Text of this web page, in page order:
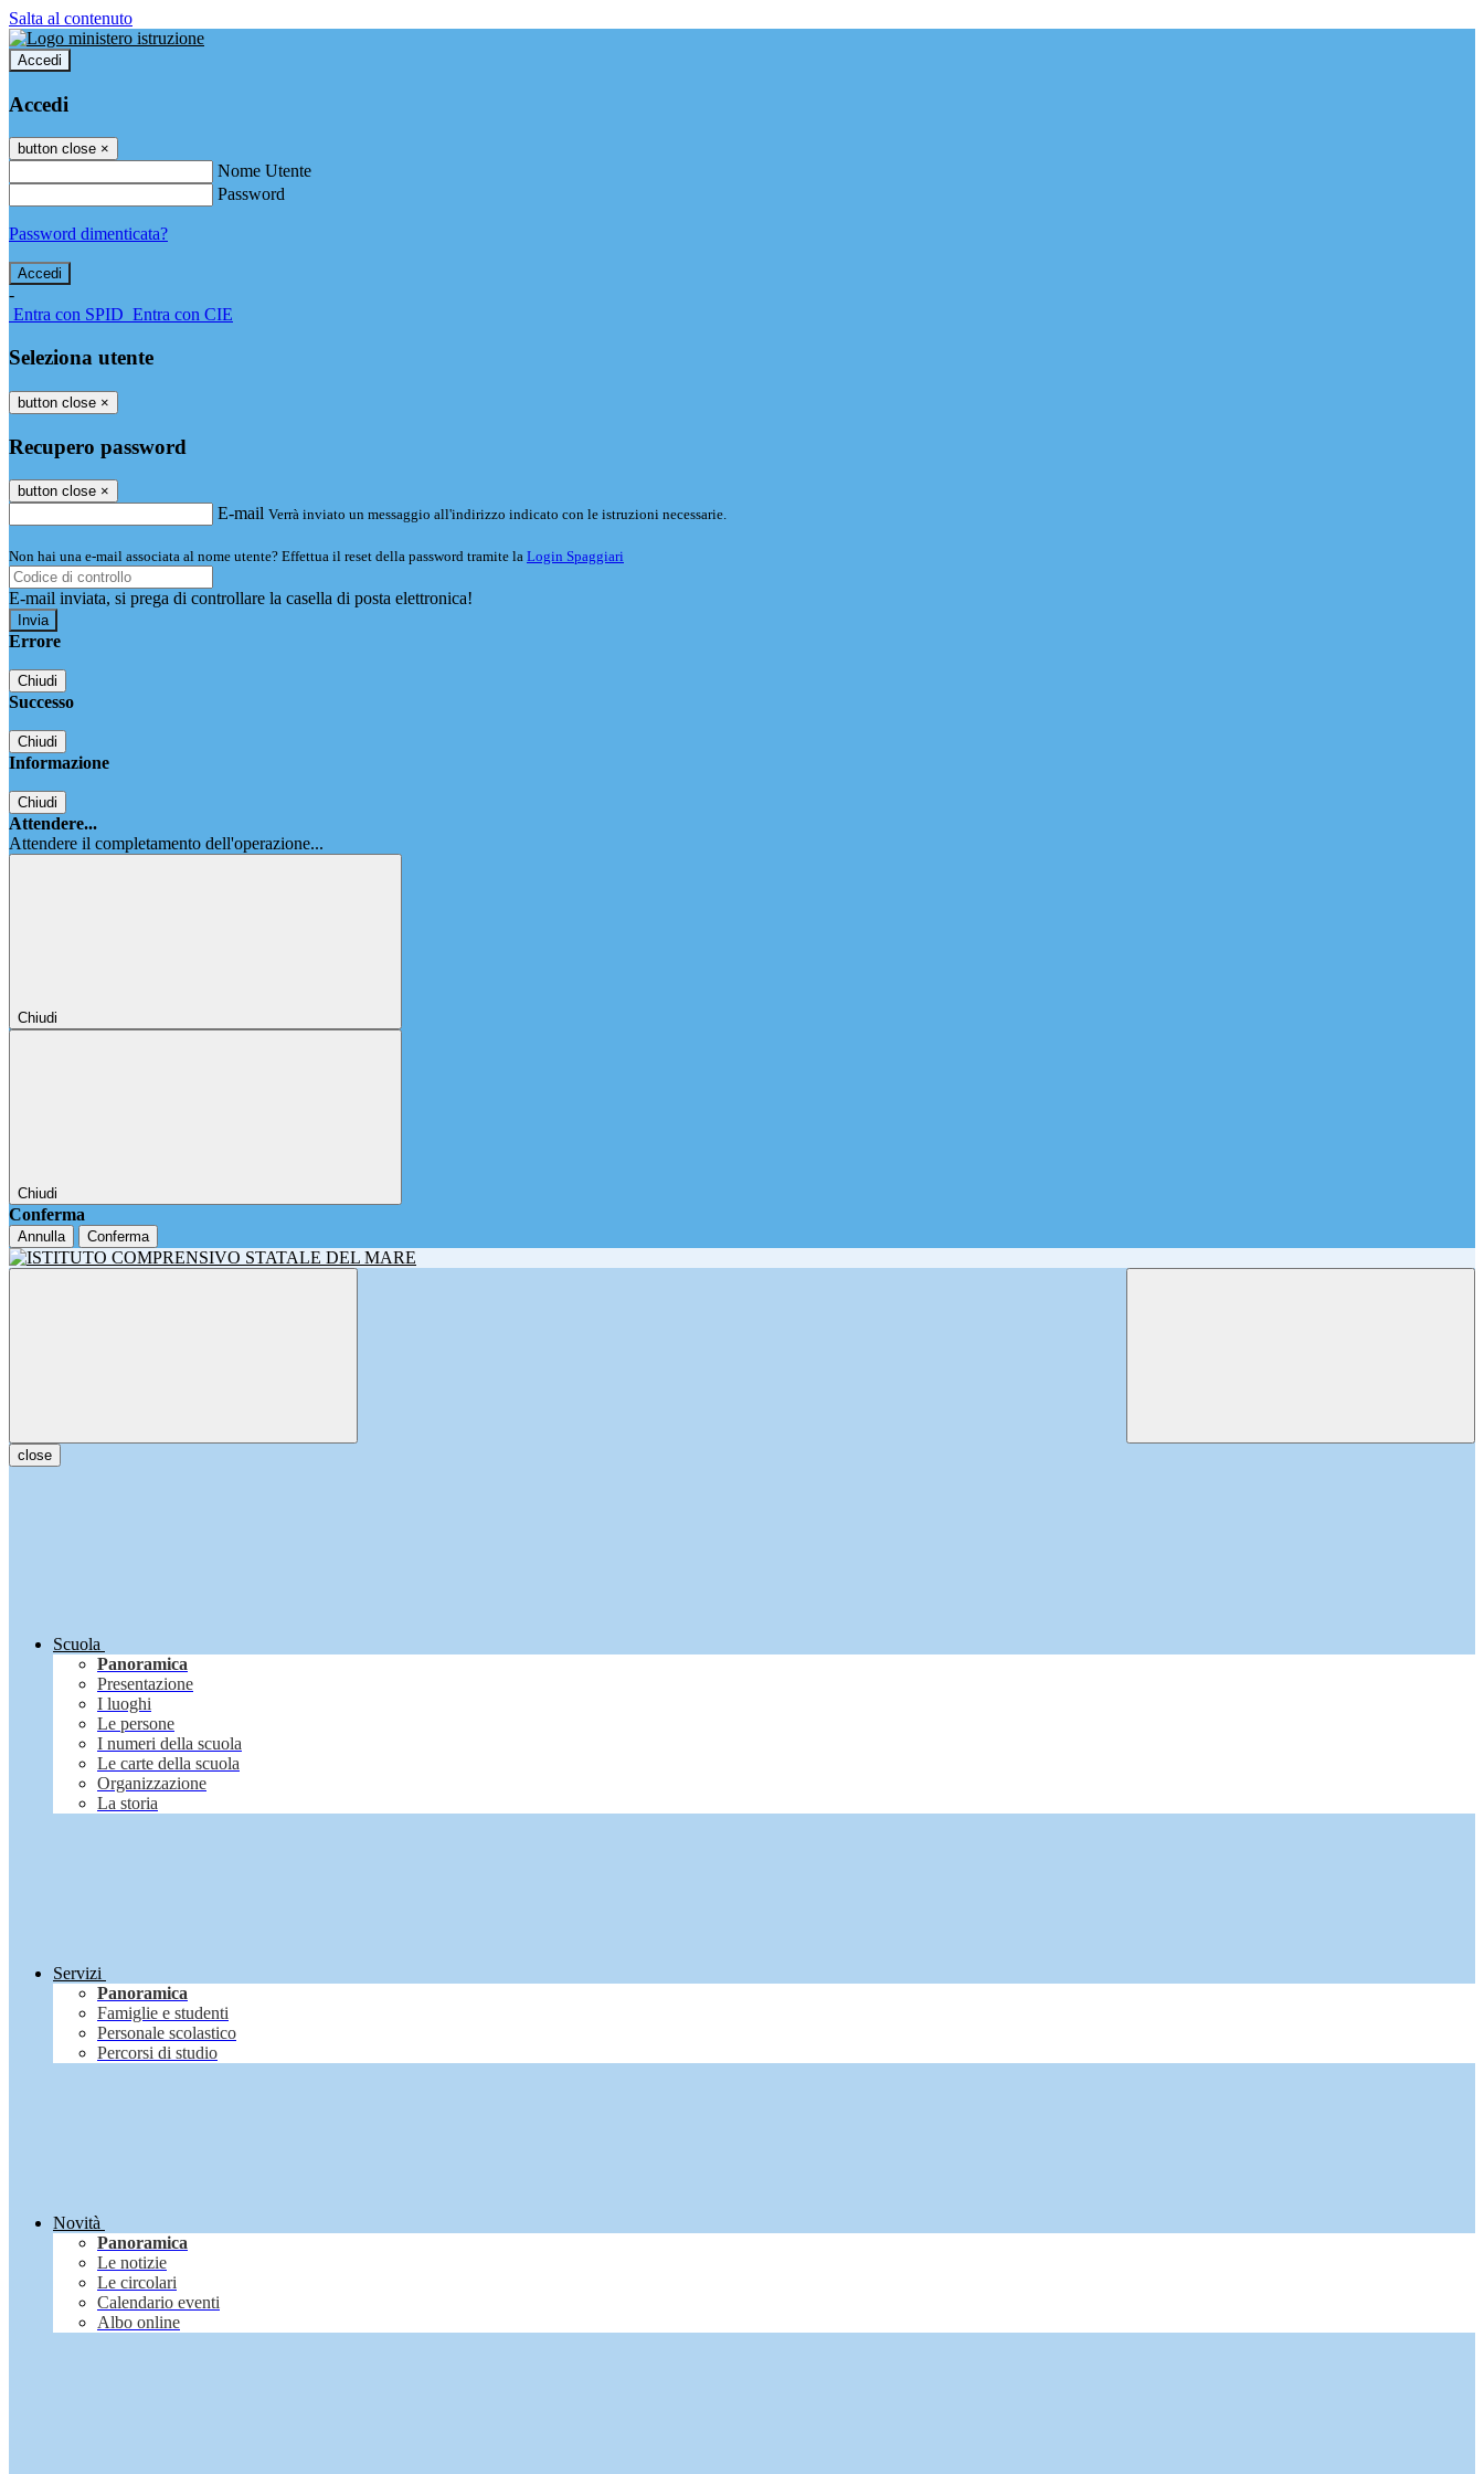
Salta al contenuto
Accedi
Accedi
button close ×
Nome Utente
Password
Password dimenticata?
-
Entra con SPID Entra con CIE
Seleziona utente
button close ×
Recupero password
button close ×
E-mail Verrà inviato un messaggio all'indirizzo indicato con le istruzioni necessarie.
Non hai una e-mail associata al nome utente? Effettua il reset della password tramite la Login Spaggiari
E-mail inviata, si prega di controllare la casella di posta elettronica!
Errore
Chiudi
Successo
Chiudi
Informazione
Chiudi
Attendere...
Attendere il completamento dell'operazione...
Chiudi
Chiudi
Conferma
Annulla Conferma
close
Scuola
Panoramica
Presentazione
I luoghi
Le persone
I numeri della scuola
Le carte della scuola
Organizzazione
La storia
Servizi
Panoramica
Famiglie e studenti
Personale scolastico
Percorsi di studio
Novità
Panoramica
Le notizie
Le circolari
Calendario eventi
Albo online